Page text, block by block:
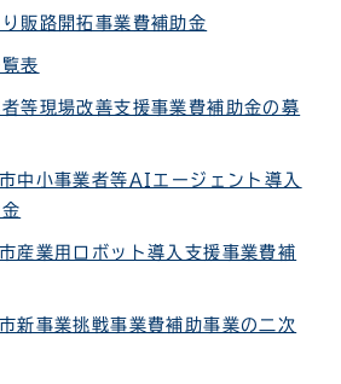
販路開拓事業費補助金
表
等現場改善支援事業費補助金の募
中小事業者等AIエージェント導入
産業用ロボット導入支援事業費補
新事業挑戦事業費補助事業の二次